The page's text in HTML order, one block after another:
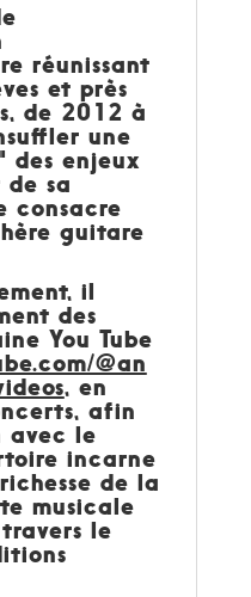
réunissant
et près
de 2012 à
une
des enjeux
sa
consacre
guitare
il
des
You Tube
@an
, en
afin
avec le
incarne
de la
musicale
le